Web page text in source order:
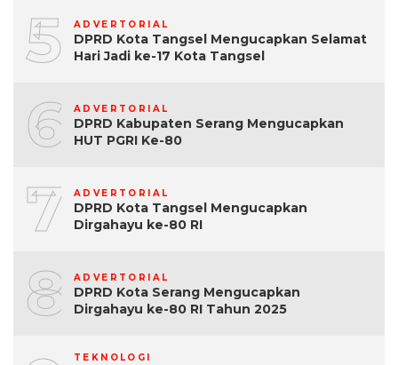
5 ADVERTORIAL
DPRD Kota Tangsel Mengucapkan Selamat
Hari Jadi ke-17 Kota Tangsel
6 ADVERTORIAL
DPRD Kabupaten Serang Mengucapkan
HUT PGRI Ke-80
7 ADVERTORIAL
DPRD Kota Tangsel Mengucapkan
Dirgahayu ke-80 RI
8 ADVERTORIAL
DPRD Kota Serang Mengucapkan
Dirgahayu ke-80 RI Tahun 2025
TEKNOLOGI